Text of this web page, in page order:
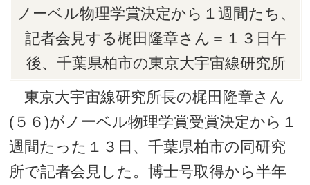
ノーベル物理学賞決定から１週間たち、
記者会見する梶田隆章さん＝１３日午
後、千葉県柏市の東京大宇宙線研究所
東京大宇宙線研究所長の梶田隆章さん
(５６)がノーベル物理学賞受賞決定から１
週間たった１３日、千葉県柏市の同研究
所で記者会見した。博士号取得から半年